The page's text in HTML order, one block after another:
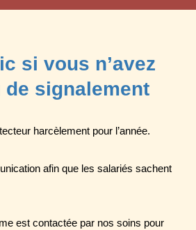
si vous n’avez
de signalement
harcèlement pour l’année.
afin que les salariés sachent
est contactée par nos soins pour